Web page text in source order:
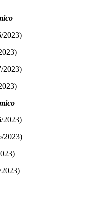
2023)
2023)
2023)
2023)
2023)